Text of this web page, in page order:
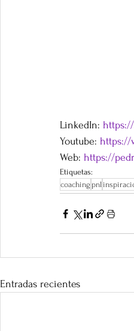
LinkedIn:
Youtube: https://
Web: https://
Etiquetas:
coaching pnl
Entradas recientes